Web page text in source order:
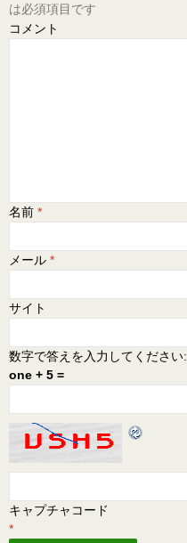
は必須項目です
コメント
名前 *
メール *
サイト
数字で答えを入力してください:
one + 5 =
キャプチャコード
*